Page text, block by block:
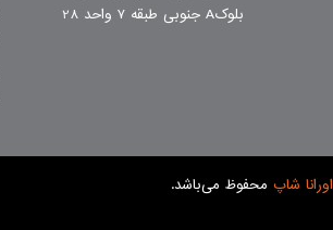
بلوکA جنوبی طبقه 7 واحد 28
اورانا شاپ محفوظ می‌باشد.